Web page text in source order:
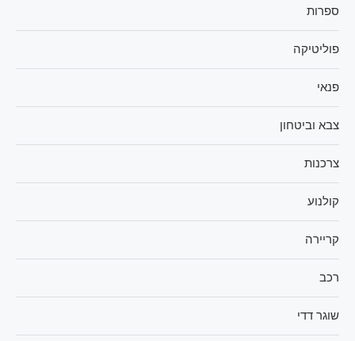
ספרות
פוליטיקה
פנאי
צבא וביטחון
צרכנות
קולנוע
קריירה
רכב
שוגר דדי